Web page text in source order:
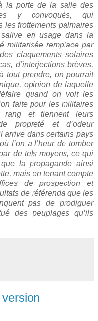
la porte de la salle des
y convoqués, qui
les frottements palmaires
en usage dans la
militarisée remplace par
claquements solaires
d’interjections brèves,
tout prendre, on pourrait
opinion de laquelle
quand on voit les
faite pour les militaires
rang et tiennent leurs
propreté et d’odeur
arrive dans certains pays
l’on a l’heur de tomber
de tels moyens, ce qui
la propagande ainsi
mais en tenant compte
de prospection et
de référenda que les
pas de prodiguer
des peuplages qu’ils